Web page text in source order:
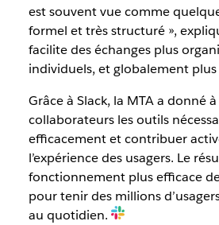
est souvent vue comme
formel et très structuré »,
facilite des échanges plus
individuels, et globalement plus
Grâce à Slack, la MTA a donné
collaborateurs les outils
efficacement et contribuer
l’expérience des usagers. Le
fonctionnement plus efficace
pour tenir des millions
au quotidien.